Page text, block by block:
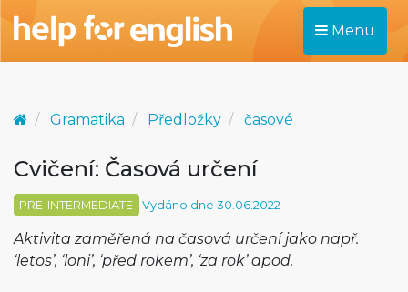
Menu
Gramatika Předložky časové
Cvičení: Časová určení
PRE-INTERMEDIATE Vydáno dne 30.06.2022
Aktivita zaměřená na časová určení jako např.
‘letos’, ‘loni’, ‘před rokem’, ‘za rok’ apod.